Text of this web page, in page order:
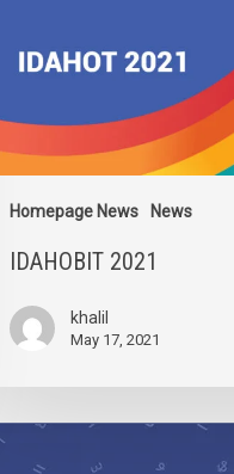
Homepage News News
IDAHOBIT 2021
khalil
May 17, 2021